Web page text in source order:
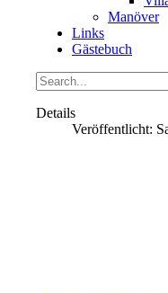
Manöver
Links
Gästebuch
Details
Veröffentlicht: